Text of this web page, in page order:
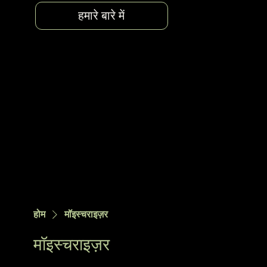
हमारे बारे में
होम मॉइस्चराइज़र
मॉइस्चराइज़र